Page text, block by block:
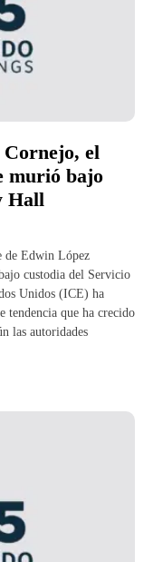
Cornejo, el
murió bajo
Hall
de Edwin López
custodia del Servicio
Unidos (ICE) ha
tendencia que ha crecido
las autoridades